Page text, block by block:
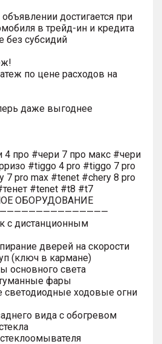
достигается при
в трейд-ин и кредита
без субсидий
по цене расходов на
даже выгоднее
4 про #чери 7 про макс #чери
#tiggo 4 pro #tiggo 7 pro
7 pro max #tenet #chery 8 pro
#tenet #t8 #t7
ОБОРУДОВАНИЕ
с дистанционным
дверей на скорости
(ключ в кармане)
основного света
фары
ходовые огни
вида с обогревом